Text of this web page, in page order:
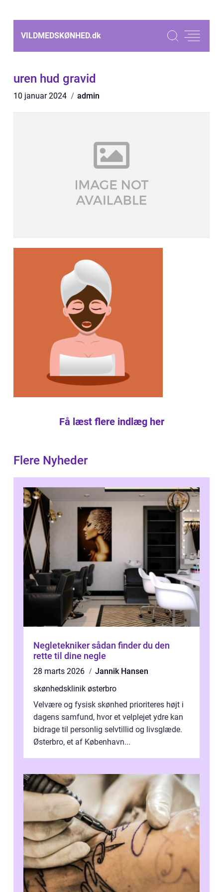
VILDMEDSKØNHED.dk
uren hud gravid
10 januar 2024 admin
Få læst flere indlæg her
Flere Nyheder
Negletekniker sådan finder du den
rette til dine negle
28 marts 2026
Jannik Hansen
skønhedsklinik østerbro
Velvære og fysisk skønhed prioriteres højt i
dagens samfund, hvor et velplejet ydre kan
bidrage til personlig selvtillid og livsglæde.
Østerbro, et af København...